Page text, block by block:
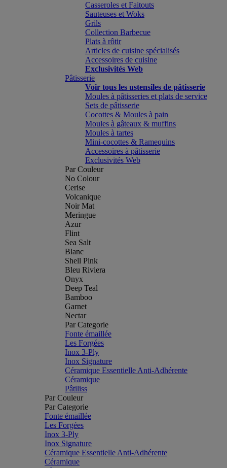
Casseroles et Faitouts
Sauteuses et Woks
Grils
Collection Barbecue
Plats à rôtir
Articles de cuisine spécialisés
Accessoires de cuisine
Exclusivités Web
Pâtisserie
Voir tous les ustensiles de pâtisserie
Moules à pâtisseries et plats de service
Sets de pâtisserie
Cocottes & Moules à pain
Moules à gâteaux & muffins
Moules à tartes
Mini-cocottes & Ramequins
Accessoires à pâtisserie
Exclusivités Web
Par Couleur
No Colour
Cerise
Volcanique
Noir Mat
Meringue
Azur
Flint
Sea Salt
Blanc
Shell Pink
Bleu Riviera
Onyx
Deep Teal
Bamboo
Garnet
Nectar
Par Categorie
Fonte émaillée
Les Forgées
Inox 3-Ply
Inox Signature
Céramique Essentielle Anti-Adhérente
Céramique
Pâtiliss
Par Couleur
Par Categorie
Fonte émaillée
Les Forgées
Inox 3-Ply
Inox Signature
Céramique Essentielle Anti-Adhérente
Céramique